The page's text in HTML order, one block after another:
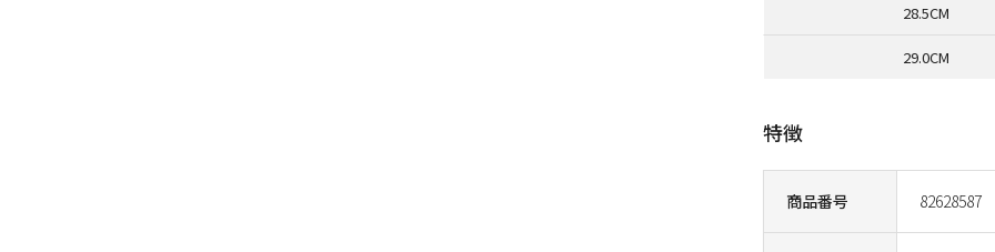
商品番号 82628587
特徴
28.5CM
29.0CM